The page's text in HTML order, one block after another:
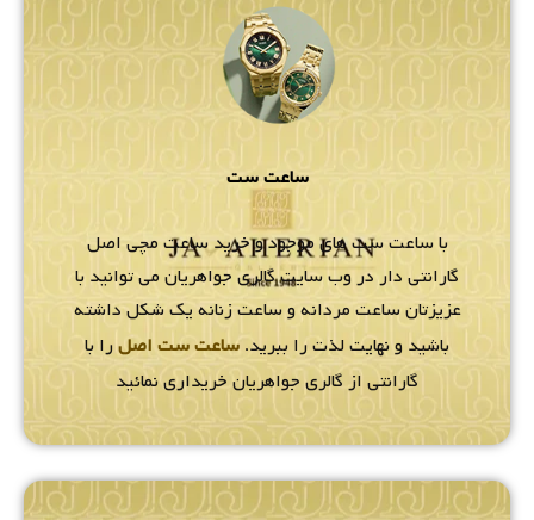
ساعت ست
با ساعت ست های موجود و خرید ساعت مچی اصل
گارانتی دار در وب سایت گالری جواهریان می توانید با
عزیزتان ساعت مردانه و ساعت زنانه یک شکل داشته
باشید و نهایت لذت را ببرید.ساعت ست اصلرا با
گارانتی از گالری جواهریان خریداری نمائید